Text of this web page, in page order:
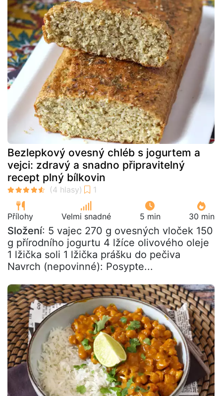
Bezlepkový ovesný chléb s jogurtem a
vejci: zdravý a snadno připravitelný
recept plný bílkovin
Přílohy Velmi snadné 5 min 30 min
Složení: 5 vajec 270 g ovesných vloček 150
g přírodního jogurtu 4 lžíce olivového oleje
1 lžička soli 1 lžička prášku do pečiva
Navrch (nepovinné): Posypte...